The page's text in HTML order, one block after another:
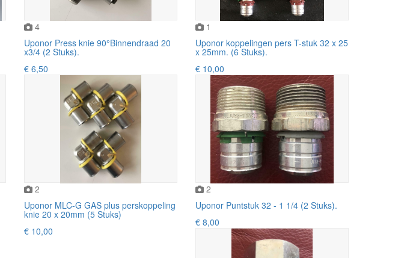
4
Uponor Press knie 90°Binnendraad 20
x3/4 (2 Stuks).
€ 6,50
1
Uponor koppelingen pers T-stuk 32 x 25
x 25mm. (6 Stuks).
€ 10,00
2
Uponor MLC-G GAS plus perskoppeling
knie 20 x 20mm (5 Stuks)
€ 10,00
2
Uponor Puntstuk 32 - 1 1/4 (2 Stuks).
€ 8,00